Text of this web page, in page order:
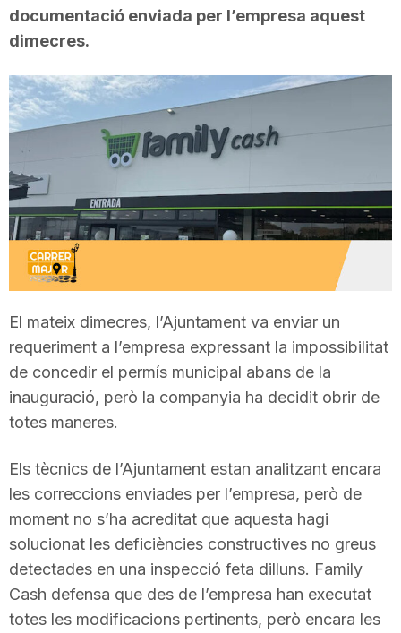
t
d
T
a
r
a
o
n
documentació enviada per l’empresa aquest
dimecres.
El mateix dimecres, l’Ajuntament va enviar un
requeriment a l’empresa expressant la impossibilitat
de concedir el permís municipal abans de la
inauguració, però la companyia ha decidit obrir de
totes maneres.
Els tècnics de l’Ajuntament estan analitzant encara
les correccions enviades per l’empresa, però de
moment no s’ha acreditat que aquesta hagi
solucionat les deficiències constructives no greus
detectades en una inspecció feta dilluns. Family
Cash defensa que des de l’empresa han executat
totes les modificacions pertinents, però encara les